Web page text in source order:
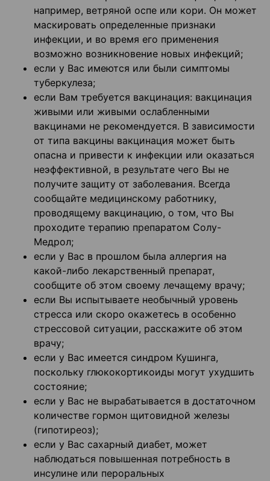
например, ветряной оспе или кори. Он может
маскировать определенные признаки
инфекции, и во время его применения
возможно возникновение новых инфекций;
если у Вас имеются или были симптомы
туберкулеза;
если Вам требуется вакцинация: вакцинация
живыми или живыми ослабленными
вакцинами не рекомендуется. В зависимости
от типа вакцины вакцинация может быть
опасна и привести к инфекции или оказаться
неэффективной, в результате чего Вы не
получите защиту от заболевания. Всегда
сообщайте медицинскому работнику,
проводящему вакцинацию, о том, что Вы
проходите терапию препаратом Солу-
Медрол;
если у Вас в прошлом была аллергия на
какой-либо лекарственный препарат,
сообщите об этом своему лечащему врачу;
если Вы испытываете необычный уровень
стресса или скоро окажетесь в особенно
стрессовой ситуации, расскажите об этом
врачу;
если у Вас имеется синдром Кушинга,
поскольку глюкокортикоиды могут ухудшить
состояние;
если у Вас не вырабатывается в достаточном
количестве гормон щитовидной железы
(гипотиреоз);
если у Вас сахарный диабет, может
наблюдаться повышенная потребность в
инсулине или пероральных